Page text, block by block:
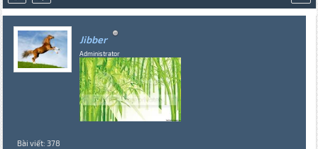
Jibber
Administrator
Bài viết: 378